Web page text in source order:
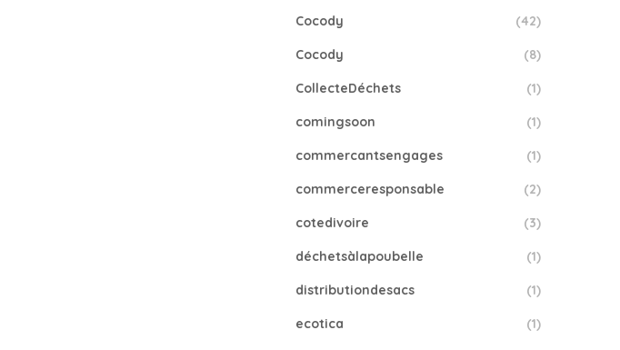
Cocody (42)
Cocody (8)
CollecteDéchets (1)
comingsoon (1)
commercantsengages (1)
commerceresponsable (2)
cotedivoire (3)
déchetsàlapoubelle (1)
distributiondesacs (1)
ecotica (1)